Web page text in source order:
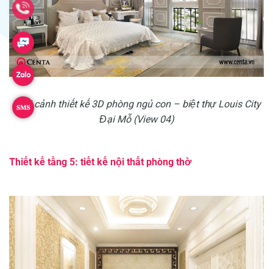
Phối cảnh thiết kế 3D phòng ngủ con – biệt thự Louis City
Đại Mỗ (View 04)
Thiết kế tầng 5: tiết kế nội thất phòng thờ